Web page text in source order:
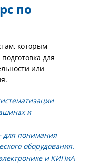
по
которым
для
или
и
для понимания
оборудования.
и КИПиА